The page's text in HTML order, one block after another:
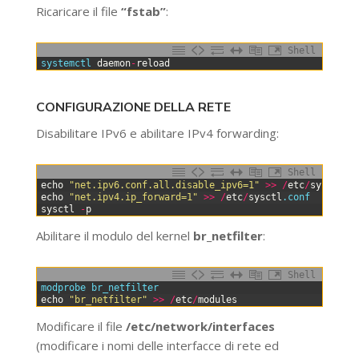
Ricaricare il file “fstab”:
Shell
systemctl daemon- reload
CONFIGURAZIONE DELLA RETE
Disabilitare IPv6 e abilitare IPv4 forwarding:
Shell
echo "net.ipv6.conf.all.disable_ipv6=1" >> /etc/sysctl
echo
"net.ipv4.ip_forward=1" >> /etc/sysctl .conf
sysctl
-p
Abilitare il modulo del kernel br_netfilter:
Shell
modprobe
br_netfilter
echo
"br_netfilter" >> /etc/modules
Modificare il file /etc/network/interfaces
(modificare i nomi delle interfacce di rete ed